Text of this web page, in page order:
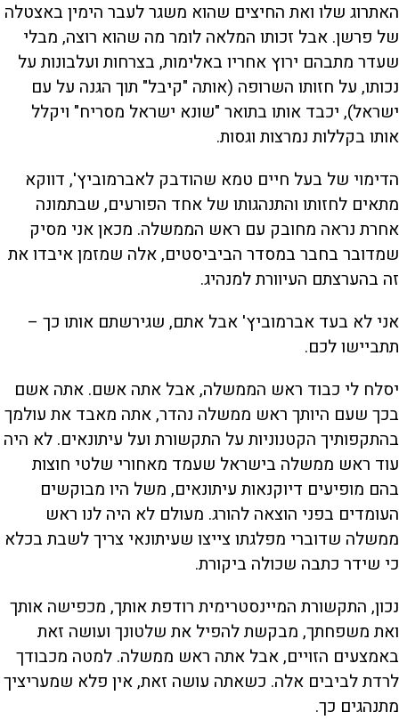
האתרוג שלו ואת החיצים שהוא משגר לעבר הימין באצטלה
של פרשן. אבל זכותו המלאה לומר מה שהוא רוצה, מבלי
שעדר מתבהם ירוץ אחריו באלימות, בצרחות ועלבונות על
נכותו, על חזותו השרופה (אותה "קיבל" תוך הגנה על עם
ישראל), יכבד אותו בתואר "שונא ישראל מסריח" ויקלל
אותו בקללות נמרצות וגסות.
הדימוי של בעל חיים טמא שהודבק לאברמוביץ', דווקא
מתאים לחזותו והתנהגותו של אחד הפורעים, שבתמונה
אחרת נראה מחובק עם ראש הממשלה. מכאן אני מסיק
שמדובר בחבר במסדר הביביסטים, אלה שמזמן איבדו את
זה בהערצתם העיוורת למנהיג.
אני לא בעד אברמוביץ' אבל אתם, שגירשתם אותו כך –
תתביישו לכם.
יסלח לי כבוד ראש הממשלה, אבל אתה אשם. אתה אשם
בכך שעם היותך ראש ממשלה נהדר, אתה מאבד את עולמך
בהתקפותיך הקטנוניות על התקשורת ועל עיתונאים. לא היה
עוד ראש ממשלה בישראל שעמד מאחורי שלטי חוצות
בהם מופיעים דיוקנאות עיתונאים, משל היו מבוקשים
העומדים בפני הוצאה להורג. מעולם לא היה לנו ראש
ממשלה שדוברי מפלגתו צייצו שעיתונאי צריך לשבת בכלא
כי שידר כתבה שכולה ביקורת.
נכון, התקשורת המיינסטרימית רודפת אותך, מכפישה אותך
ואת משפחתך, מבקשת להפיל את שלטונך ועושה זאת
באמצעים הזויים, אבל אתה ראש ממשלה. למטה מכבודך
לרדת לביבים אלה. כשאתה עושה זאת, אין פלא שמעריציך
מתנהגים כך.